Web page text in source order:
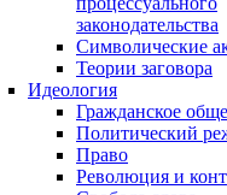
законодательства
Символические
Теории заговора
Идеология
Гражданское
Политический
Право
Революция и